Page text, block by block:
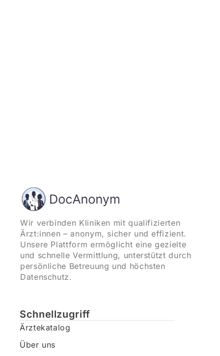
Wir verbinden Kliniken mit qualifizierten
Ärzt:innen – anonym, sicher und effizient.
Unsere Plattform ermöglicht eine gezielte
und schnelle Vermittlung, unterstützt durch
persönliche Betreuung und höchsten
Datenschutz.
Schnellzugriff
Ärztekatalog
Über uns